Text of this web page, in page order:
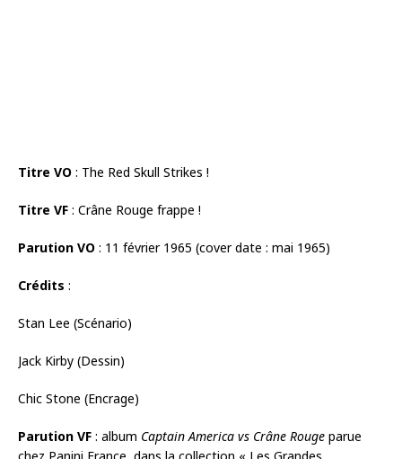
Titre VO : The Red Skull Strikes !
Titre VF : Crâne Rouge frappe !
Parution VO : 11 février 1965 (cover date : mai 1965)
Crédits :
Stan Lee (Scénario)
Jack Kirby (Dessin)
Chic Stone (Encrage)
Parution VF : album Captain America vs Crâne Rouge parue